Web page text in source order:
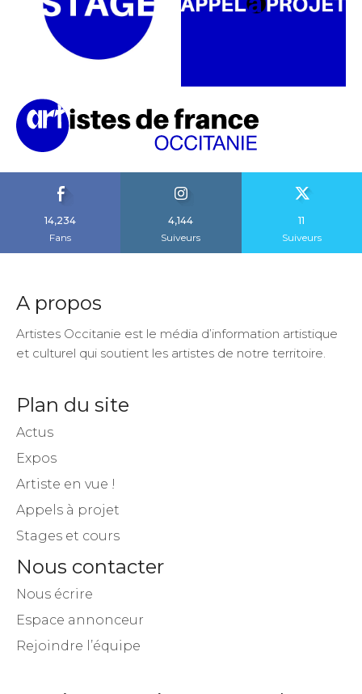
14,234
Fans
4,144
Suiveurs
11
Suiveurs
A propos
Artistes Occitanie est le média d’information artistique
et culturel qui soutient les artistes de notre territoire.
Plan du site
Actus
Expos
Artiste en vue !
Appels à projet
Stages et cours
Nous contacter
Nous écrire
Espace annonceur
Rejoindre l’équipe